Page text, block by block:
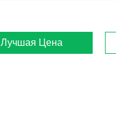
Лучшая Цена